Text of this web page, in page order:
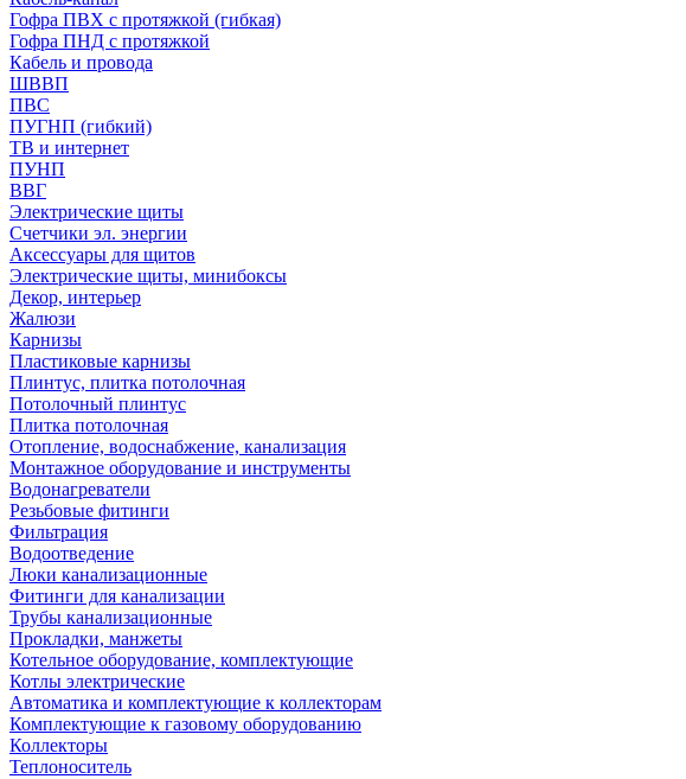
Гофра ПВХ с протяжкой (гибкая)
Гофра ПНД с протяжкой
Кабель и провода
ШВВП
ПВС
ПУГНП (гибкий)
ТВ и интернет
ПУНП
ВВГ
Электрические щиты
Счетчики эл. энергии
Аксессуары для щитов
Электрические щиты, минибоксы
Декор, интерьер
Жалюзи
Карнизы
Пластиковые карнизы
Плинтус, плитка потолочная
Потолочный плинтус
Плитка потолочная
Отопление, водоснабжение, канализация
Монтажное оборудование и инструменты
Водонагреватели
Резьбовые фитинги
Фильтрация
Водоотведение
Люки канализационные
Фитинги для канализации
Трубы канализационные
Прокладки, манжеты
Котельное оборудование, комплектующие
Котлы электрические
Автоматика и комплектующие к коллекторам
Комплектующие к газовому оборудованию
Коллекторы
Теплоноситель